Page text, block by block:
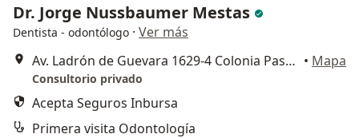
Dr. Jorge Nussbaumer Mestas
Dentista - odontólogo · Ver más
Av. Ladrón de Guevara 1629-4 Colonia Paseos del Sol , Zapopan • Mapa
Consultorio privado
Acepta Seguros Inbursa
Primera visita Odontología